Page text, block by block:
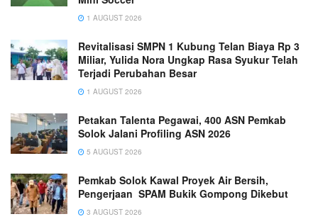
1 AUGUST 2026
Revitalisasi SMPN 1 Kubung Telan Biaya Rp 3
Miliar, Yulida Nora Ungkap Rasa Syukur Telah
Terjadi Perubahan Besar
1 AUGUST 2026
Petakan Talenta Pegawai, 400 ASN Pemkab
Solok Jalani Profiling ASN 2026
5 AUGUST 2026
Pemkab Solok Kawal Proyek Air Bersih,
Pengerjaan SPAM Bukik Gompong Dikebut
3 AUGUST 2026